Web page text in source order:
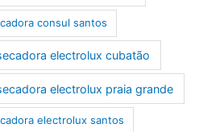
consul santos
electrolux cubatão
electrolux praia grande
electrolux santos